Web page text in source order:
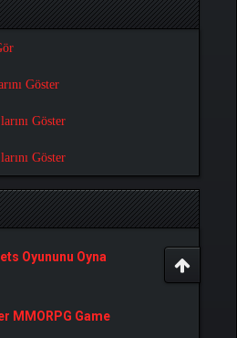
Göster
Göster
Göster
Oyununu Oyna
MMORPG Game